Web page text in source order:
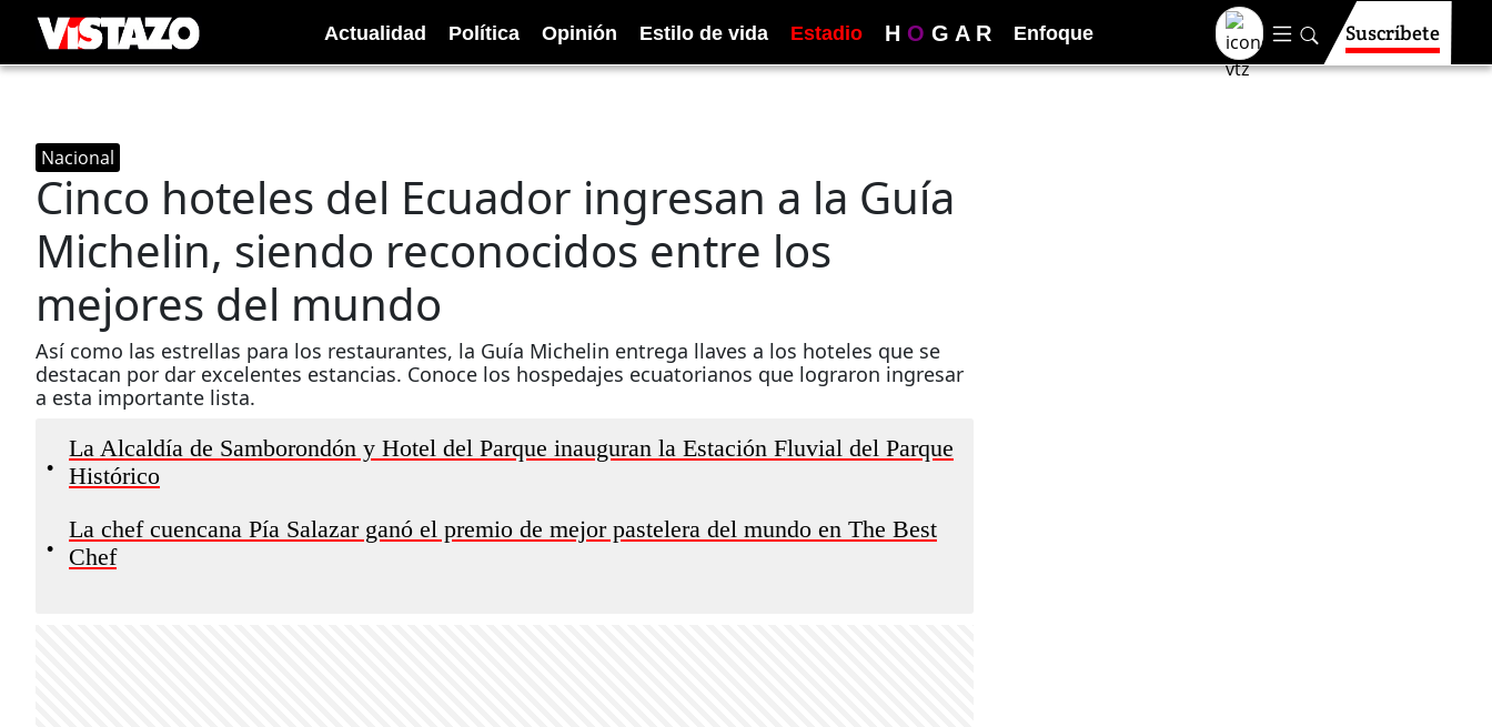
Actualidad Política Opinión Estilo de vida Estadio H O G A R Enfoque Suscríbete
Nacional
Cinco hoteles del Ecuador ingresan a la Guía
Michelin, siendo reconocidos entre los
mejores del mundo
Así como las estrellas para los restaurantes, la Guía Michelin entrega llaves a los hoteles que se
destacan por dar excelentes estancias. Conoce los hospedajes ecuatorianos que lograron ingresar
a esta importante lista.
•
La Alcaldía de Samborondón y Hotel del Parque inauguran la Estación Fluvial del Parque
Histórico
•
La chef cuencana Pía Salazar ganó el premio de mejor pastelera del mundo en The Best
Chef